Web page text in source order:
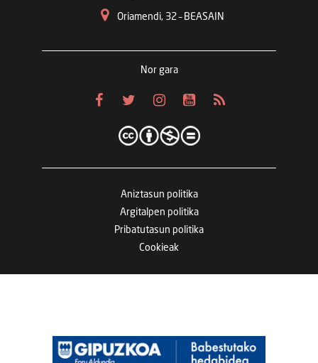
Oriamendi, 32 – BEASAIN
Nor gara
Aniztasun politika
Argitalpen politika
Pribatutasun politika
Cookieak